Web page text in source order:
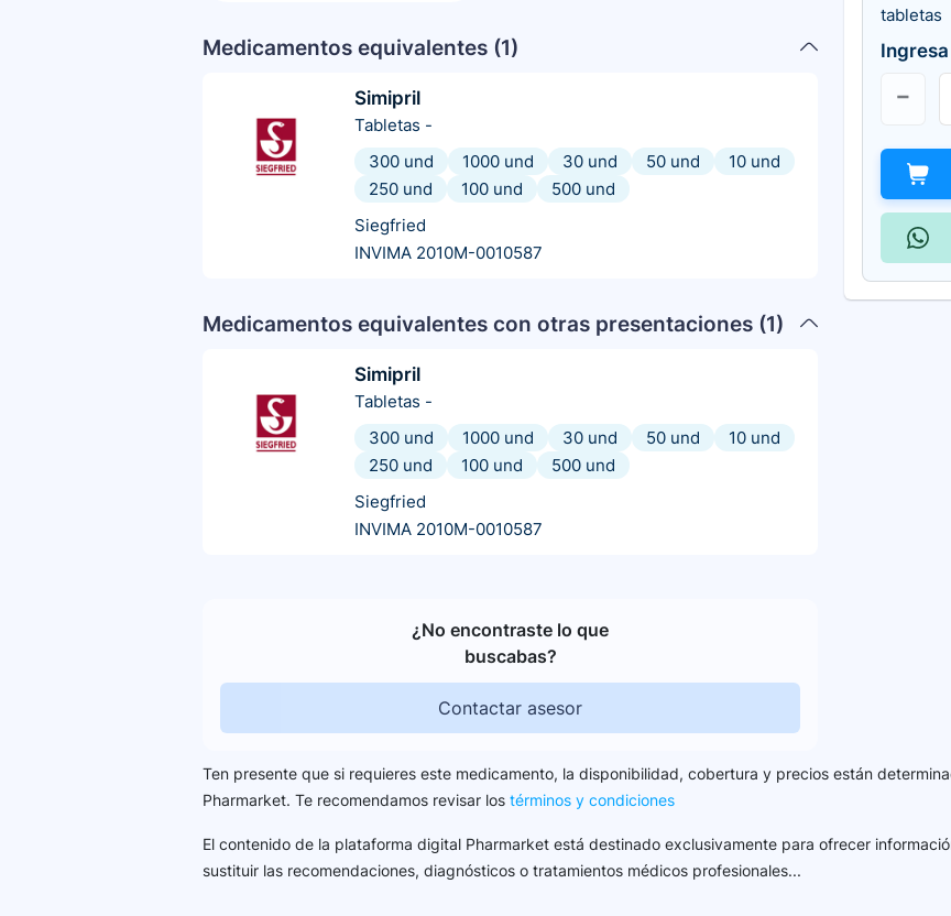
Medicamentos equivalentes (1)
Simipril
Tabletas -
300 und
1000 und 30 und 50 und
10 und
250 und
100 und
500 und
Siegfried
INVIMA 2010M-0010587
Medicamentos equivalentes con otras presentaciones (1)
Simipril
Tabletas -
300 und
1000 und 30 und 50 und
10 und
250 und
100 und
500 und
Siegfried
INVIMA 2010M-0010587
¿No encontraste lo que
buscabas?
Contactar asesor
tabletas
Ten presente que si requieres este medicamento, la disponibilidad, cobertura y precios están
Pharmarket. Te recomendamos revisar los términos y condiciones
El contenido de la plataforma digital Pharmarket está destinado exclusivamente para ofrecer
sustituir las recomendaciones, diagnósticos o tratamientos médicos profesionales...